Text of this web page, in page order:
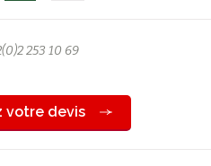
253 10 69
votre devis